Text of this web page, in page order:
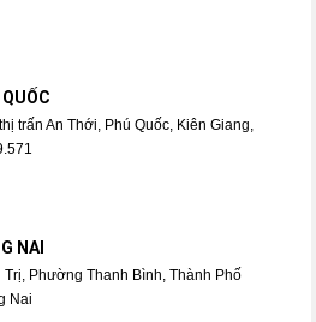
trấn An Thới, Phú Quốc, Kiên Giang,
NAI
Phường Thanh Bình, Thành Phố
Nai